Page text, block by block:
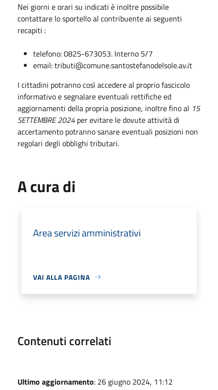
Nei giorni e orari su indicati è inoltre possibile
contattare lo sportello al contribuente ai seguenti
recapiti :
telefono: 0825-673053. Interno 5/7
email: tributi@comune.santostefanodelsole.av.it
I cittadini potranno così accedere al proprio fascicolo
informativo e segnalare eventuali rettifiche ed
aggiornamenti della propria posizione, inoltre fino al 15
SETTEMBRE 2024 per evitare le dovute attività di
accertamento potranno sanare eventuali posizioni non
regolari degli obblighi tributari.
A cura di
Area servizi amministrativi
VAI ALLA PAGINA
Contenuti correlati
Ultimo aggiornamento: 26 giugno 2024, 11:12